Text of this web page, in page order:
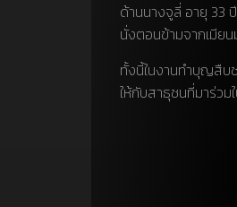
ด้านนางจูลี่ อายุ 33
นั่งตอนข้ามจากเมีย
ทั้งนี้ในงานทำบุญสืบ
ให้กับสาธุชนที่มาร่ว